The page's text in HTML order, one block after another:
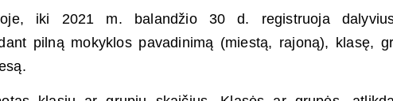
iki 2021 m. balandžio 30 d. registruoja
pilną mokyklos pavadinimą (miestą, rajoną), klasę,